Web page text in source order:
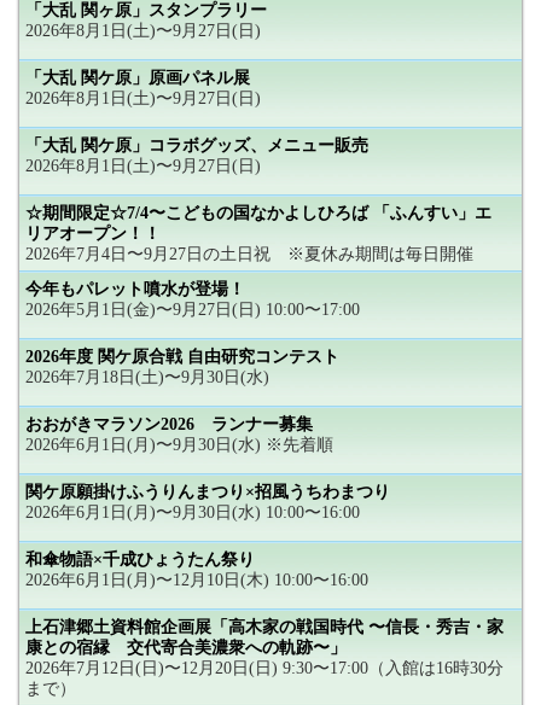
「大乱 関ヶ原」スタンプラリー
2026年8月1日(土)〜9月27日(日)
「大乱 関ケ原」原画パネル展
2026年8月1日(土)〜9月27日(日)
「大乱 関ケ原」コラボグッズ、メニュー販売
2026年8月1日(土)〜9月27日(日)
☆期間限定☆7/4〜こどもの国なかよしひろば 「ふんすい」エ
リアオープン！！
2026年7月4日〜9月27日の土日祝 ※夏休み期間は毎日開催
今年もパレット噴水が登場！
2026年5月1日(金)〜9月27日(日) 10:00〜17:00
2026年度 関ケ原合戦 自由研究コンテスト
2026年7月18日(土)〜9月30日(水)
おおがきマラソン2026 ランナー募集
2026年6月1日(月)〜9月30日(水) ※先着順
関ケ原願掛けふうりんまつり×招風うちわまつり
2026年6月1日(月)〜9月30日(水) 10:00〜16:00
和傘物語×千成ひょうたん祭り
2026年6月1日(月)〜12月10日(木) 10:00〜16:00
上石津郷土資料館企画展「高木家の戦国時代 〜信長・秀吉・家
康との宿縁 交代寄合美濃衆への軌跡〜」
2026年7月12日(日)〜12月20日(日) 9:30〜17:00（入館は16時30分
まで）